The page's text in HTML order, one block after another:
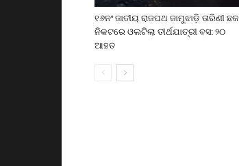
୧୬ନଂ ଜାତୀୟ ରାଜପଥ ଜାମୁଝାଡ଼ି ତାରିଣୀ ଛକ
ନିକଟରେ ଓଲଟିଲା ତୀର୍ଥଯାତ୍ରୀ ବସ: ୨୦
ଆହତ